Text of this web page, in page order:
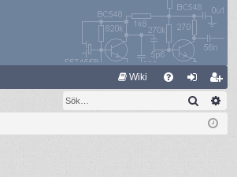
Wiki
og li
m
Sök